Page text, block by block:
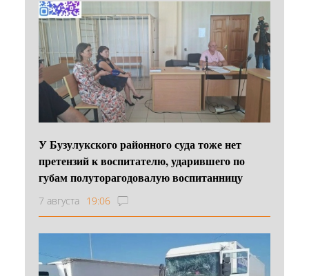
У Бузулукского районного суда тоже нет
претензий к воспитателю, ударившего по
губам полуторагодовалую воспитанницу
7 августа 19:06